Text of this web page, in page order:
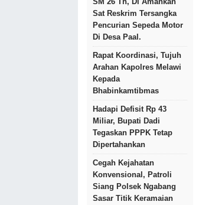
Sat Reskrim Tersangka
Pencurian Sepeda Motor
Di Desa Paal.
Rapat Koordinasi, Tujuh
Arahan Kapolres Melawi
Kepada
Bhabinkamtibmas
Hadapi Defisit Rp 43
Miliar, Bupati Dadi
Tegaskan PPPK Tetap
Dipertahankan
Cegah Kejahatan
Konvensional, Patroli
Siang Polsek Ngabang
Sasar Titik Keramaian